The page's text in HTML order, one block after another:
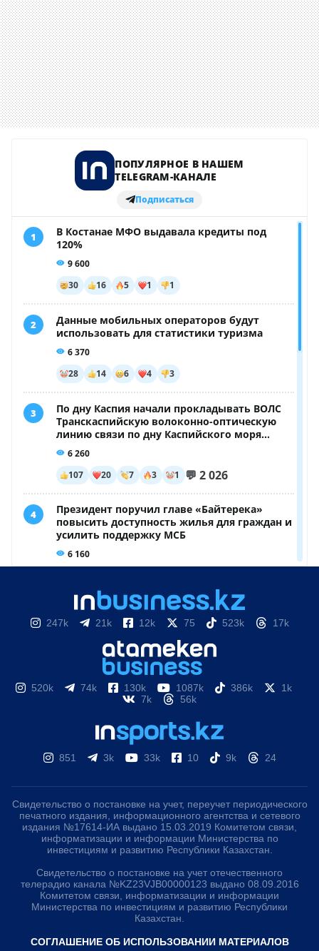
247k 21k 12k 75 523k 17k
520k 74k 130k 1087k 386k
1k
7k
56k
851 3k 33k 10 9k 24
Свидетельство о постановке на учет, переучет периодического
печатного издания, информационного агентства и сетевого
издания №17614-ИА выдано 15.03.2019 Комитетом связи,
информатизации и информации Министерства по
инвестициям и развитию Республики Казахстан.
Свидетельство о постановке на учет отечественного
телерадио канала №KZ23VJB00000123 выдано 08.09.2016
Комитетом связи, информатизации и информации
Министерства по инвестициям и развитию Республики
Казахстан.
СОГЛАШЕНИЕ ОБ ИСПОЛЬЗОВАНИИ МАТЕРИАЛОВ